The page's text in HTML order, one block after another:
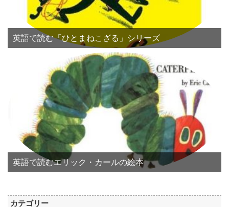
英語で読む「ひとまねこざる」シリーズ
英語で読むエリック・カールの絵本
カテゴリー